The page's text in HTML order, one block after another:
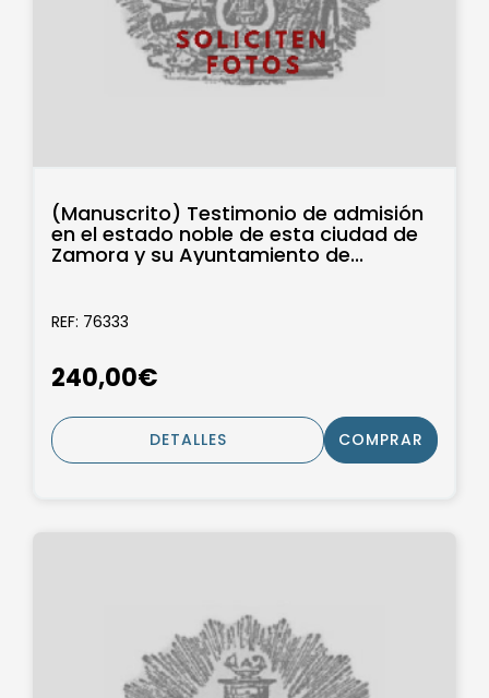
(Manuscrito) Testimonio de admisión
en el estado noble de esta ciudad de
Zamora y su Ayuntamiento de...
REF: 76333
240,00€
DETALLES COMPRAR